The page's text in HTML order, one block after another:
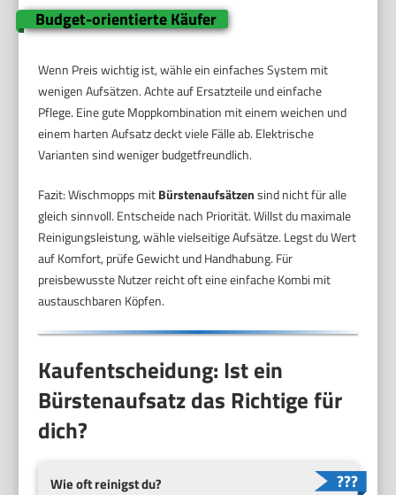
Budget-orientierte Käufer
Wenn Preis wichtig ist, wähle ein einfaches System mit
wenigen Aufsätzen. Achte auf Ersatzteile und einfache
Pflege. Eine gute Moppkombination mit einem weichen und
einem harten Aufsatz deckt viele Fälle ab. Elektrische
Varianten sind weniger budgetfreundlich.
Fazit: Wischmopps mitBürstenaufsätzensind nicht für alle
gleich sinnvoll. Entscheide nach Priorität. Willst du maximale
Reinigungsleistung, wähle vielseitige Aufsätze. Legst du Wert
auf Komfort, prüfe Gewicht und Handhabung. Für
preisbewusste Nutzer reicht oft eine einfache Kombi mit
austauschbaren Köpfen.
Kaufentscheidung: Ist ein
Bürstenaufsatz das Richtige für
dich?
Wie oft reinigst du?